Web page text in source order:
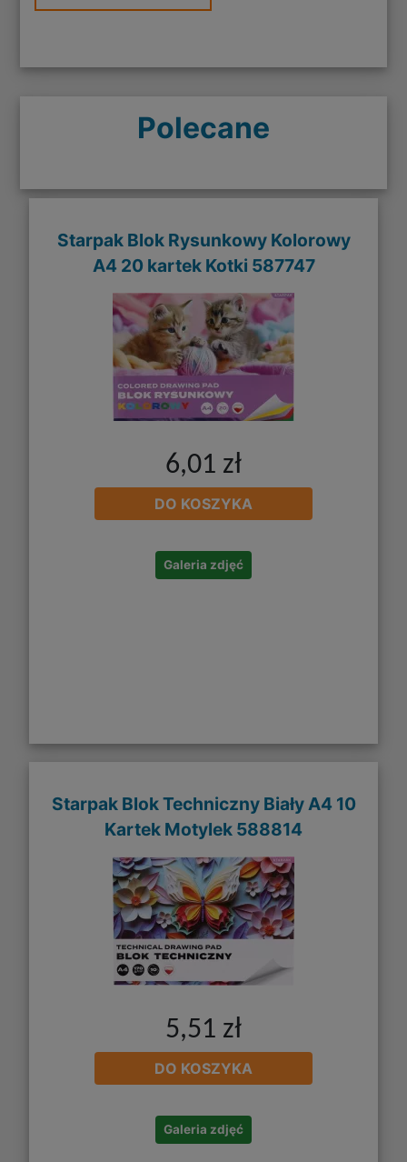
Polecane
Starpak Blok Rysunkowy Kolorowy
A4 20 kartek Kotki 587747
6,01 zł
DO KOSZYKA
Galeria zdjęć
Starpak Blok Techniczny Biały A4 10
Kartek Motylek 588814
5,51 zł
DO KOSZYKA
Galeria zdjęć